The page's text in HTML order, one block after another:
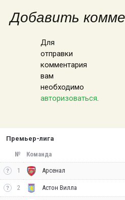
Добавить
Для
отправки
комментария
вам
необходимо
авторизоваться.
Премьер-лига
№ Команда
1 Арсенал
2 Астон Вилла